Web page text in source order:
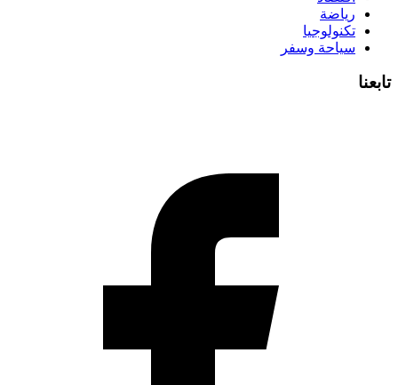
رياضة
تكنولوجيا
سياحة وسفر
تابعنا